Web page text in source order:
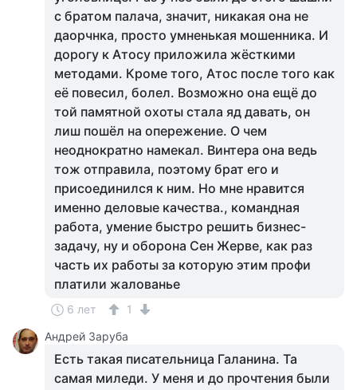
с братом палача, значит, никакая она не
даорчнка, просто умненькая мошенника. И
дорогу к Атосу приложила жёсткими
методами. Кроме того, Атос после того как
её повесил, болел. Возможно она ещё до
той памятной охоты стала яд давать, он
лиш пошёл на опережение. О чем
неоднократно намекал. Винтера она ведь
тож отправила, поэтому брат его и
присоединился к ним. Но мне нравится
именно деловые качества., командная
работа, умение быстро решить бизнес-
задачу, ну и оборона Сен Жерве, как раз
часть их работы за которую этим профи
платили жалованье
6 лет
1
Андрей Заруба
Есть такая писательница Галанина. Та
самая миледи. У меня и до прочтения были